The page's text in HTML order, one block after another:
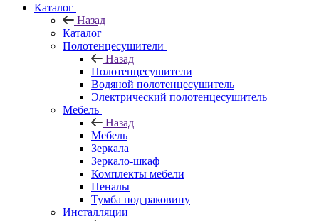
Каталог
Назад
Каталог
Полотенцесушители
Назад
Полотенцесушители
Водяной полотенцесушитель
Электрический полотенцесушитель
Мебель
Назад
Мебель
Зеркала
Зеркало-шкаф
Комплекты мебели
Пеналы
Тумба под раковину
Инсталляции